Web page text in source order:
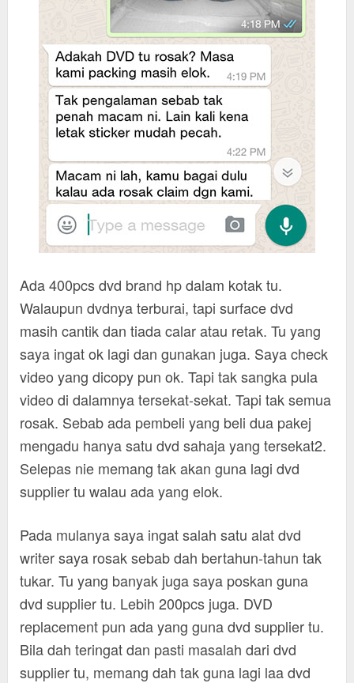
Ada 400pcs dvd brand hp dalam kotak tu.
Walaupun dvdnya terburai, tapi surface dvd
masih cantik dan tiada calar atau retak. Tu yang
saya ingat ok lagi dan gunakan juga. Saya check
video yang dicopy pun ok. Tapi tak sangka pula
video di dalamnya tersekat-sekat. Tapi tak semua
rosak. Sebab ada pembeli yang beli dua pakej
mengadu hanya satu dvd sahaja yang tersekat2.
Selepas nie memang tak akan guna lagi dvd
supplier tu walau ada yang elok.
Pada mulanya saya ingat salah satu alat dvd
writer saya rosak sebab dah bertahun-tahun tak
tukar. Tu yang banyak juga saya poskan guna
dvd supplier tu. Lebih 200pcs juga. DVD
replacement pun ada yang guna dvd supplier tu.
Bila dah teringat dan pasti masalah dari dvd
supplier tu, memang dah tak guna lagi laa dvd